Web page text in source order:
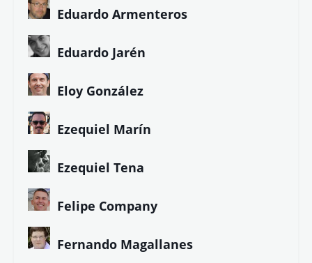
Eduardo Armenteros
Eduardo Jarén
Eloy González
Ezequiel Marín
Ezequiel Tena
Felipe Company
Fernando Magallanes